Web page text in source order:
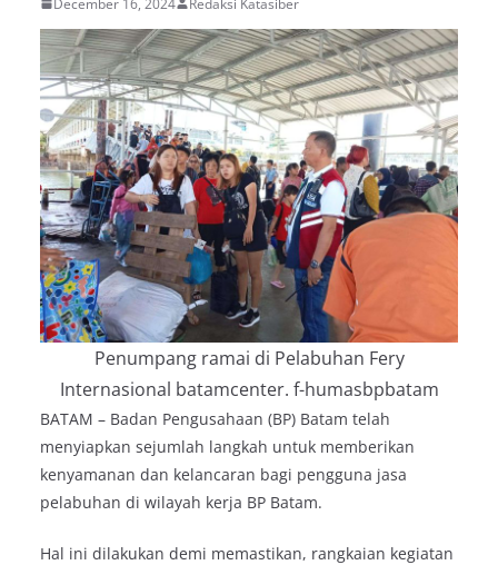
Penumpang ramai di Pelabuhan Fery
Internasional batamcenter. f-humasbpbatam
BATAM – Badan Pengusahaan (BP) Batam telah
menyiapkan sejumlah langkah untuk memberikan
kenyamanan dan kelancaran bagi pengguna jasa
pelabuhan di wilayah kerja BP Batam.
Hal ini dilakukan demi memastikan, rangkaian kegiatan